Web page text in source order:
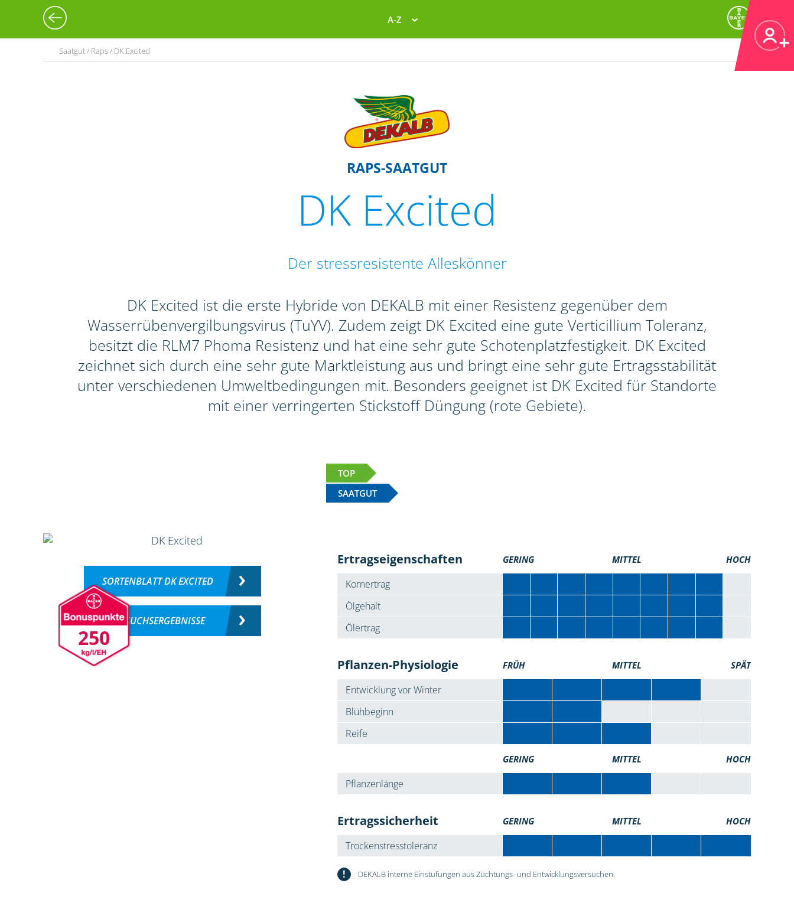
A-Z
Saatgut / Raps / DK Excited
RAPS-SAATGUT
DK Excited
Der stressresistente Alleskönner
DK Excited ist die erste Hybride von DEKALB mit einer Resistenz gegenüber dem
Wasserrübenvergilbungsvirus (TuYV). Zudem zeigt DK Excited eine gute Verticillium Toleranz,
besitzt die RLM7 Phoma Resistenz und hat eine sehr gute Schotenplatzfestigkeit. DK Excited
zeichnet sich durch eine sehr gute Marktleistung aus und bringt eine sehr gute Ertragsstabilität
unter verschiedenen Umweltbedingungen mit. Besonders geeignet ist DK Excited für Standorte
mit einer verringerten Stickstoff Düngung (rote Gebiete).
TOP
SAATGUT
250
SORTENBLATT DK EXCITED
VERSUCHSERGEBNISSE
Ertragseigenschaften GERING MITTEL HOCH
Kornertrag
Ölgehalt
Ölertrag
Pflanzen-Physiologie FRÜH MITTEL SPÄT
Entwicklung vor Winter
Blühbeginn
Reife
GERING MITTEL HOCH
Pflanzenlänge
Ertragssicherheit GERING MITTEL HOCH
Trockenstresstoleranz
! DEKALB interne Einstufungen aus Züchtungs- und Entwicklungsversuchen.